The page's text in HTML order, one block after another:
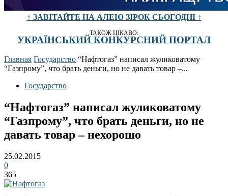
↑ ЗАВІТАЙТЕ НА АЛЕЮ ЗІРОК СЬОГОДНІ ↑
ТАКОЖ ЦІКАВО:
УКРАЇНСЬКИЙ КОНКУРСНИЙ ПОРТАЛ
Главная Государство “Нафтогаз” написал жуликоватому
“Газпрому”, что брать деньги, но не давать товар –...
Государство
“Нафтогаз” написал жуликоватому
“Газпрому”, что брать деньги, но не
давать товар – нехорошо
25.02.2015
0
365